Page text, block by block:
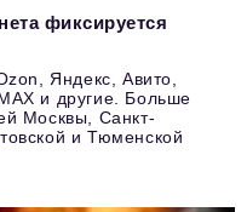
фиксируется
Яндекс, Авито,
и другие. Больше
Москвы, Санкт-
и Тюменской